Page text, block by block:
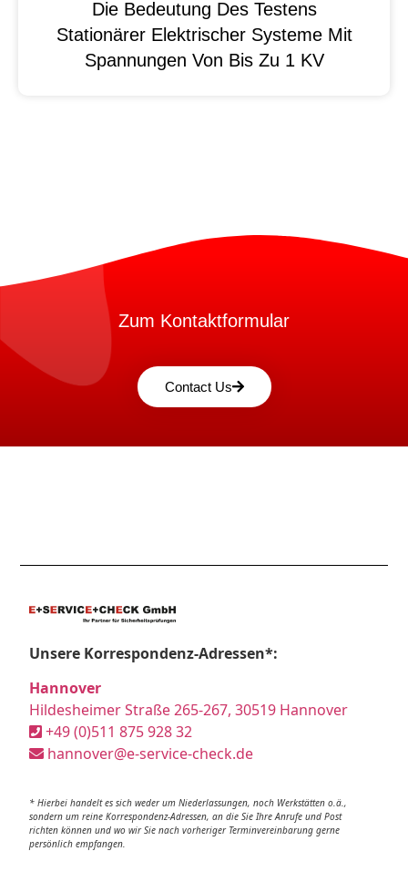
Die Bedeutung Des Testens
Stationärer Elektrischer Systeme Mit
Spannungen Von Bis Zu 1 KV
Zum Kontaktformular
Contact Us
Unsere Korrespondenz-Adressen*:
Hannover
Hildesheimer Straße 265-267, 30519 Hannover
+49 (0)511 875 928 32
hannover@e-service-check.de
* Hierbei handelt es sich weder um Niederlassungen, noch Werkstätten o.ä.,
sondern um reine Korrespondenz-Adressen, an die Sie Ihre Anrufe und Post
richten können und wo wir Sie nach vorheriger Terminvereinbarung gerne
persönlich empfangen.